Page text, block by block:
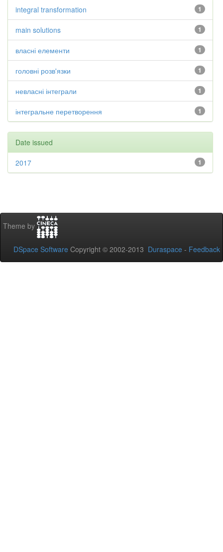
1
integral transformation
1
main solutions
1
власні елементи
1
головні розв'язки
1
невласні інтеграли
1
інтегральне перетворення
Date issued
1
2017
Theme by
DSpace Software Copyright © 2002-2013 Duraspace - Feedback